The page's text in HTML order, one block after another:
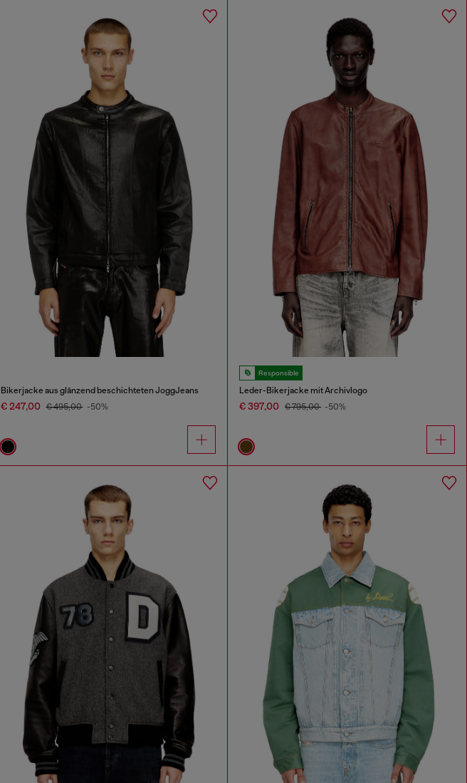
Bikerjacke aus glänzend beschichteten JoggJeans
€ 247,00 € 495,00 -50%
Responsible
Leder-Bikerjacke mit Archivlogo
€ 397,00 € 795,00 -50%